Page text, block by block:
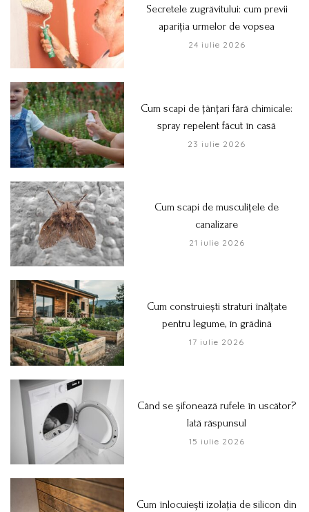
Secretele zugrăvitului: cum previi
apariția urmelor de vopsea
24 iulie 2026
Cum scapi de țânțari fără chimicale:
spray repelent făcut în casă
23 iulie 2026
Cum scapi de musculițele de
canalizare
21 iulie 2026
Cum construiești straturi înălțate
pentru legume, în grădină
17 iulie 2026
Când se șifonează rufele în uscător?
Iată răspunsul
15 iulie 2026
Cum înlocuiești izolația de silicon din